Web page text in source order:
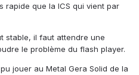
rapide que la ICS qui vient par
stable, il faut attendre une
le problème du flash player.
jouer au Metal Gera Solid de la